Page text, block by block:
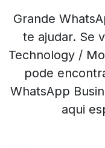
Grande
te ajudar. Se
Technology /
pode
WhatsApp
aqui